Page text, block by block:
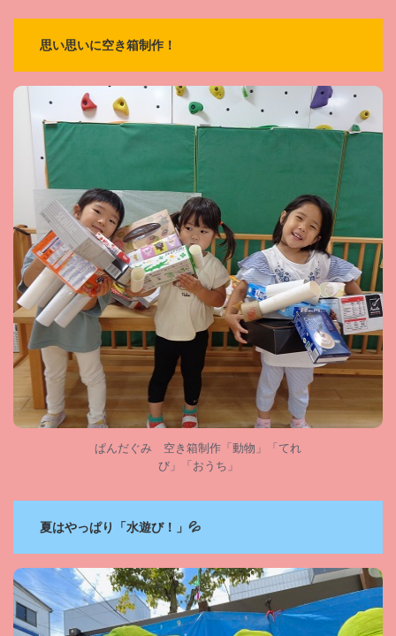
思い思いに空き箱制作！
ぱんだぐみ 空き箱制作「動物」「てれ
び」「おうち」
夏はやっぱり「水遊び！」💦